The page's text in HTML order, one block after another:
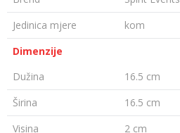
Jedinica mjere
kom
Dimenzije
Dužina
16.5 cm
Širina
16.5 cm
Visina
2 cm